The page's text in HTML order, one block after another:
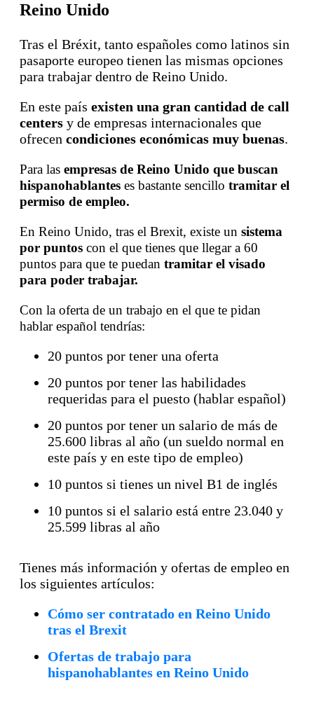
Reino Unido
Tras el Bréxit, tanto españoles como latinos sin
pasaporte europeo tienen las mismas opciones
para trabajar dentro de Reino Unido.
En este país existen una gran cantidad de call
centers y de empresas internacionales que
ofrecen condiciones económicas muy buenas.
Para las empresas de Reino Unido que buscan
hispanohablantes es bastante sencillo tramitar el
permiso de empleo.
En Reino Unido, tras el Brexit, existe un sistema
por puntos con el que tienes que llegar a 60
puntos para que te puedan tramitar el visado
para poder trabajar.
Con la oferta de un trabajo en el que te pidan
hablar español tendrías:
20 puntos por tener una oferta
20 puntos por tener las habilidades
requeridas para el puesto (hablar español)
20 puntos por tener un salario de más de
25.600 libras al año (un sueldo normal en
este país y en este tipo de empleo)
10 puntos si tienes un nivel B1 de inglés
10 puntos si el salario está entre 23.040 y
25.599 libras al año
Tienes más información y ofertas de empleo en
los siguientes artículos:
Cómo ser contratado en Reino Unido
tras el Brexit
Ofertas de trabajo para
hispanohablantes en Reino Unido